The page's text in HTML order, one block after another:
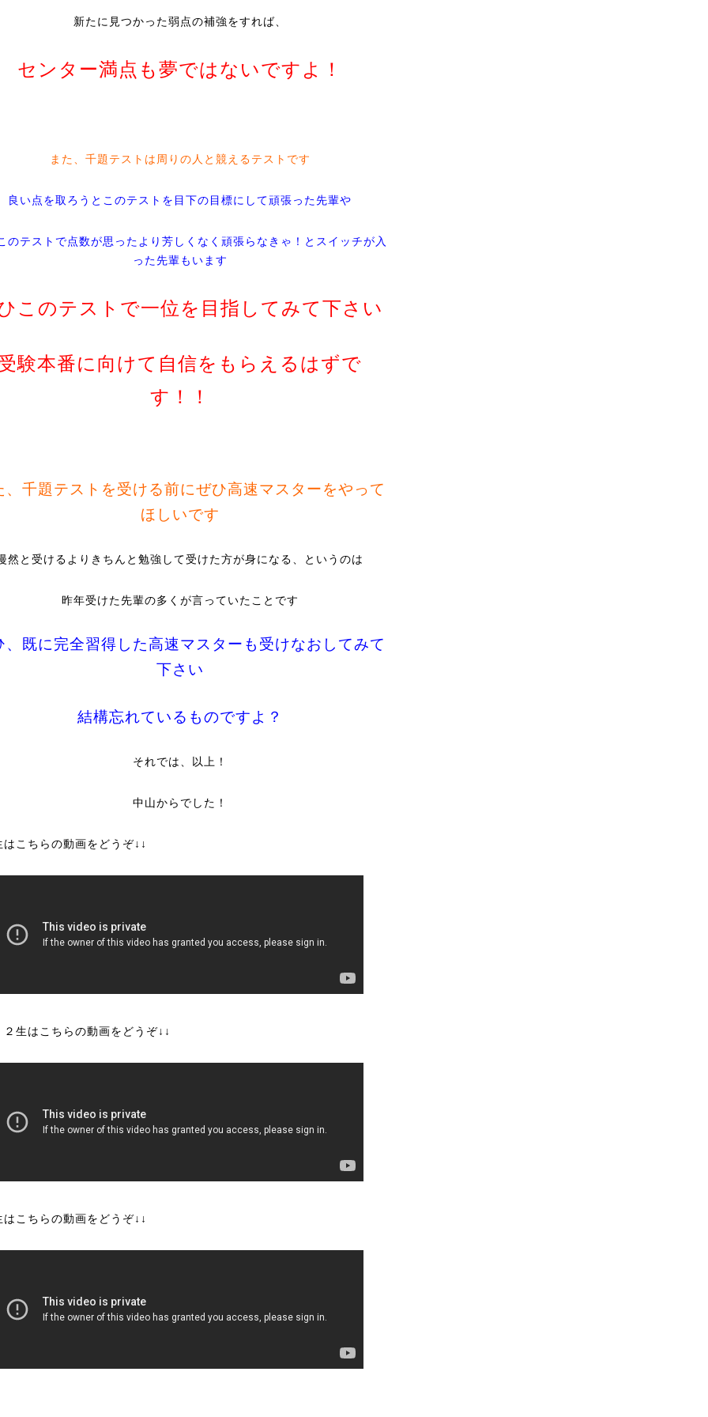
新たに見つかった弱点の補強をすれば、
センター満点も夢ではないですよ！
また、千題テストは周りの人と競えるテストです
良い点を取ろうとこのテストを目下の目標にして頑張った先輩や
のテストで点数が思ったより芳しくなく頑張らなきゃ！とスイッチが入
った先輩もいます
このテストで一位を目指してみて下さい
験本番に向けて自信をもらえるはずで
す！！
、千題テストを受ける前にぜひ高速マスターをやって
ほしいです
然と受けるよりきちんと勉強して受けた方が身になる、というのは
昨年受けた先輩の多くが言っていたことです
、既に完全習得した高速マスターも受けなおしてみて
下さい
結構忘れているものですよ？
それでは、以上！
中山からでした！
はこちらの動画をどうぞ↓↓
２生はこちらの動画をどうぞ↓↓
はこちらの動画をどうぞ↓↓